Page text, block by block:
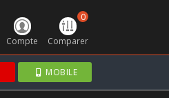
Compte
0
Comparer
MOBILE